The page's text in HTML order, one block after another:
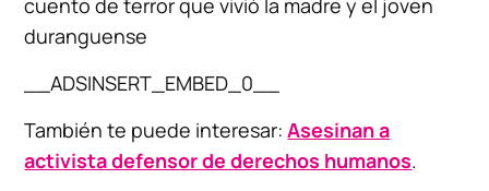
duranguense
__ADSINSERT_EMBED_0__
También te puede interesar:Asesinan a
activista defensor de derechos humanos.